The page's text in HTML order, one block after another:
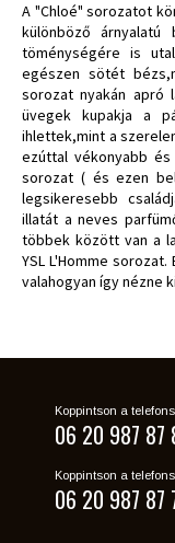
A "Chloé" sorozatot
különböző
töménységére is
egészen sötét
sorozat nyakán apró
üvegek kupakja a
ihlettek,mint a
ezúttal vékonyabb és
sorozat ( és ezen
legsikeresebb
illatát a neves
többek között van a
YSL L'Homme
valahogyan így nézne
Koppintson a
06 20 987 87
Koppintson a
06 20 987 87